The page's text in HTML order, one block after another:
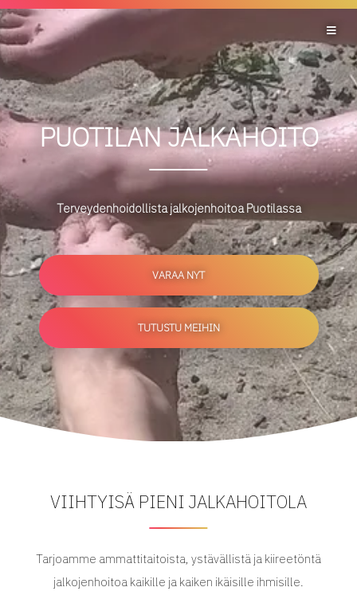
PUOTILAN JALKAHOITO
Terveydenhoidollista jalkojenhoitoa Puotilassa
VARAA NYT
TUTUSTU MEIHIN
VIIHTYISÄ PIENI JALKAHOITOLA
Tarjoamme ammattitaitoista, ystävällistä ja kiireetöntä
jalkojenhoitoa kaikille ja kaiken ikäisille ihmisille.